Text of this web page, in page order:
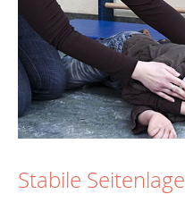
Stabile Seitenlage